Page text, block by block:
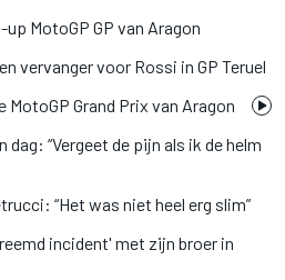
MotoGP GP van Aragon
vervanger voor Rossi in GP Teruel
Grand Prix van Aragon
dag: “Vergeet de pijn als ik de helm
“Het was niet heel erg slim”
incident' met zijn broer in